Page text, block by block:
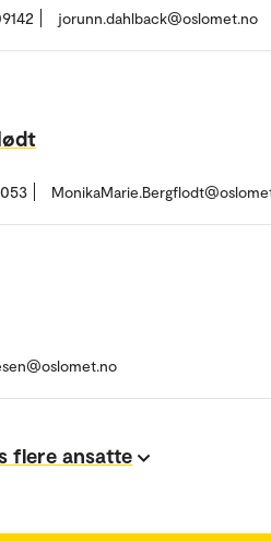
jorunn.dahlback@oslomet.no
flere ansatte